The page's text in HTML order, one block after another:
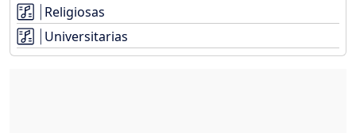
Religiosas
Universitarias